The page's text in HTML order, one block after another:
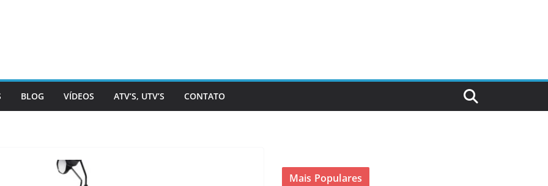
BLOG VÍDEOS ATV’S, UTV’S CONTATO
Mais Populares